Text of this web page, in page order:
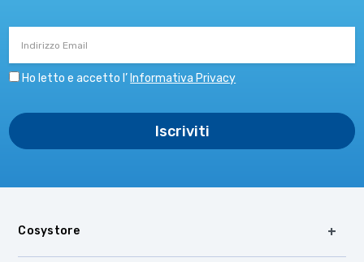
Ho letto e accetto l’ Informativa Privacy
Cosystore